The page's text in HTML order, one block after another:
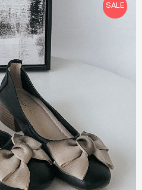
SALE